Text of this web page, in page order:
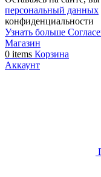
персональный данных
конфиденциальности
Узнать больше Узнать
Магазин
0 items Корзина
Аккаунт